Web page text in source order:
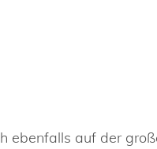
ebenfalls auf der